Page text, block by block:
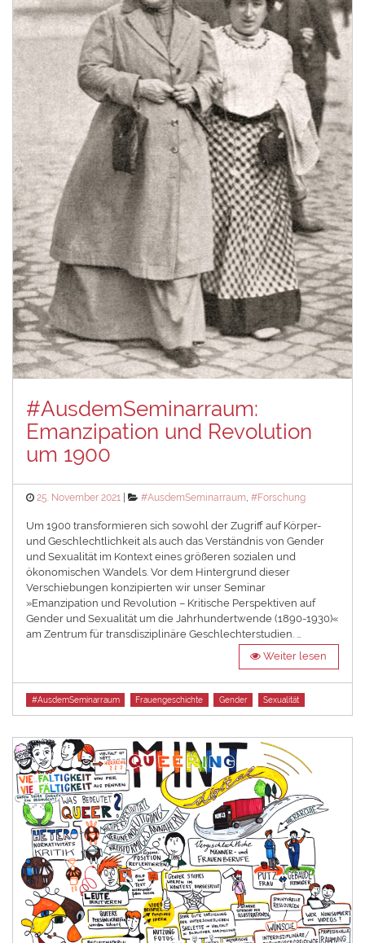
#AusdemSeminarraum:
Emanzipation und Revolution
um 1900
Posted
25. November 2021 Categories
#AusdemSeminarraum,#Forschung
Um 1900 transformieren sich sowohl der Zugriff auf Körper-
und Geschlechtlichkeit als auch das Verständnis von Gender
und Sexualität im Kontext eines größeren sozialen und
ökonomischen Wandels. Vor dem Hintergrund dieser
Verschiebungen konzipierten wir unser Seminar
»Emanzipation und Revolution – Kritische Perspektiven auf
Gender und Sexualität um die Jahrhundertwende (1890-1930)«
am Zentrum für transdisziplinäre Geschlechterstudien. …
Weiter lesen
Tags
#AusdemSeminarraum Frauengeschichte Gender Sexualität